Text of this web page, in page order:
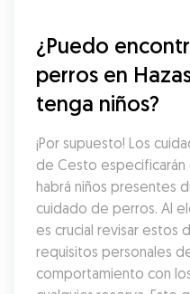
¿Puedo
perros en
tenga niños?
¡Por supuesto! Los
de Cesto
habrá niños presentes
cuidado de perros. Al
es crucial revisar estos
requisitos personales
comportamiento con